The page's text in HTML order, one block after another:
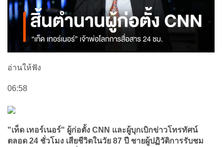
อ่านให้ฟัง
06:58
"เท็ด เทอร์เนอร์" ผู้ก่อตั้ง CNN และผู้บุกเบิกข่าวโทรทัศน์
ตลอด 24 ชั่วโมง เสียชีวิตในวัย 87 ปี ชายผู้ปฏิวัติการรับชม